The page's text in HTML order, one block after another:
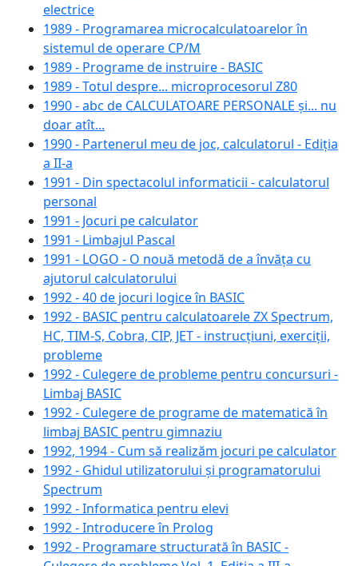
electrice
1989 - Programarea microcalculatoarelor în
sistemul de operare CP/M
1989 - Programe de instruire - BASIC
1989 - Totul despre... microprocesorul Z80
1990 - abc de CALCULATOARE PERSONALE și... nu
doar atît...
1990 - Partenerul meu de joc, calculatorul - Ediția
a II-a
1991 - Din spectacolul informaticii - calculatorul
personal
1991 - Jocuri pe calculator
1991 - Limbajul Pascal
1991 - LOGO - O nouă metodă de a învăța cu
ajutorul calculatorului
1992 - 40 de jocuri logice în BASIC
1992 - BASIC pentru calculatoarele ZX Spectrum,
HC, TIM-S, Cobra, CIP, JET - instrucțiuni, exerciții,
probleme
1992 - Culegere de probleme pentru concursuri -
Limbaj BASIC
1992 - Culegere de programe de matematică în
limbaj BASIC pentru gimnaziu
1992, 1994 - Cum să realizăm jocuri pe calculator
1992 - Ghidul utilizatorului și programatorului
Spectrum
1992 - Informatica pentru elevi
1992 - Introducere în Prolog
1992 - Programare structurată în BASIC -